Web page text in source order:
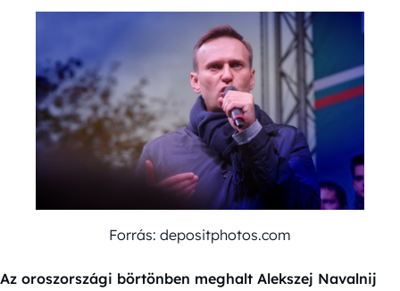
Forrás: depositphotos.com
Az oroszországi börtönben meghalt Alekszej Navalnij